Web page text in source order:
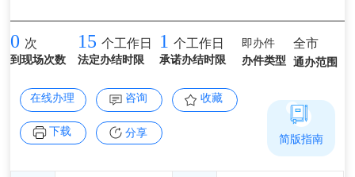
0 次
到现场次数
15 个工作日
法定办结时限
1 个工作日
承诺办结时限
即办件
办件类型
全市
通办范围
在线办理 咨询 收藏
下载 分享 简版指南